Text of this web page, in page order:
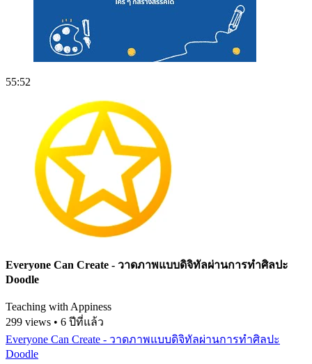
55:52
Everyone Can Create - วาดภาพแบบดิจิทัลผ่านการทำศิลปะ
Doodle
Teaching with Appiness
299 views • 6 ปีที่แล้ว
Everyone Can Create - วาดภาพแบบดิจิทัลผ่านการทำศิลปะ
Doodle